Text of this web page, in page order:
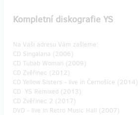
Kompletní diskografie YS
Na Vaši adresu Vám zašleme:
CD Singalana (2006)
CD Tubab Woman (2009)
CD Zvěřinec (2012)
CD Yellow Sisters - live in Černošice (2014)
CD YS Remixed (2013)
CD Zvěřinec 2 (2017)
DVD - live in Retro Music Hall (2007)